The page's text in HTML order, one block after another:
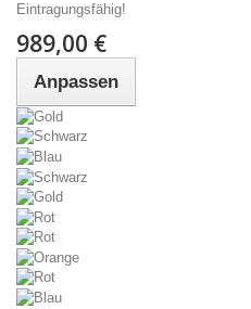
Eintragungsfähig!
989,00 €
Anpassen